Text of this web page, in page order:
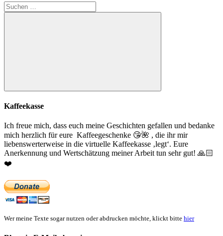
Suchen
nach:
Suchen
Kaffeekasse
Ich freue mich, dass euch meine Geschichten gefallen und bedanke
mich herzlich für eure Kaffeegeschenke 😘🌺 , die ihr mir
liebenswerterweise in die virtuelle Kaffeekasse ‚legt‘. Eure
Anerkennung und Wertschätzung meiner Arbeit tun sehr gut! 🙏🏻
❤️
Wer meine Texte sogar nutzen oder abdrucken möchte, klickt bitte hier